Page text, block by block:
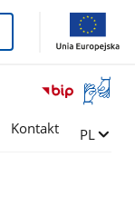
Otwórz
okno
Kontakt Zmień
PL